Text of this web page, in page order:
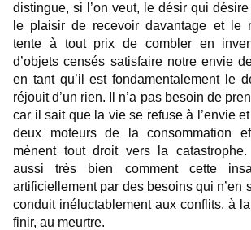
distingue, si l’on veut, le désir qui
le plaisir de recevoir davantage et le
tente à tout prix de combler en
d’objets censés satisfaire notre envie
en tant qu’il est fondamentalement le
réjouit d’un rien. Il n’a pas besoin de
car il sait que la vie se refuse à l’envie
deux moteurs de la consommation
mènent tout droit vers la
aussi très bien comment cette
artificiellement par des besoins qui n’en
conduit inéluctablement aux conflits, à
finir, au meurtre.